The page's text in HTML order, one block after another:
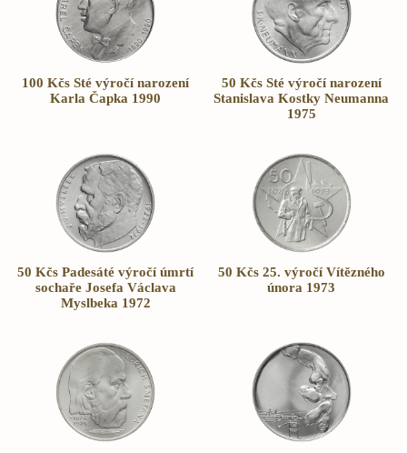
100 Kčs Sté výročí narození
Karla Čapka 1990
50 Kčs Sté výročí narození
Stanislava Kostky Neumanna
1975
50 Kčs Padesáté výročí úmrtí
sochaře Josefa Václava
Myslbeka 1972
50 Kčs 25. výročí Vítězného
února 1973